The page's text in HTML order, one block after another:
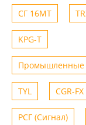
СГ 16МТ
KPG-T
Промышленные
TYL CGR-FX
РСГ (Сигнал)